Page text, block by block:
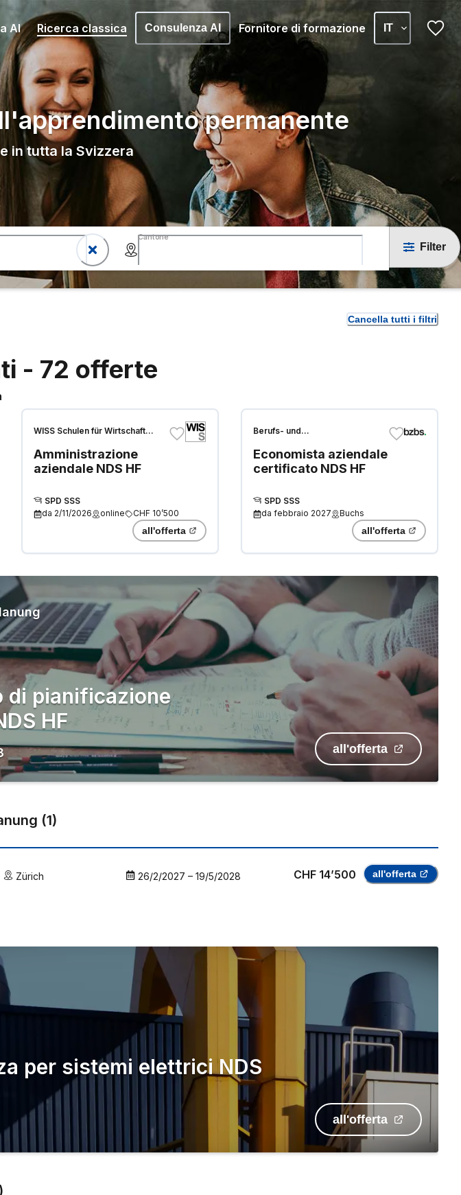
AI Ricerca classica Consulenza AI Fornitore di formazione IT
permanente
in tutta la Svizzera
Cantone
Filter
Cancella tutti i filtri
- 72 offerte
WISS Schulen für Wirtschaft
Amministrazione
aziendale NDS HF
SPD SSS
da 2/11/2026 online CHF 10’500
all'offerta
Berufs- und
Sargans
Economista aziendale
certificato NDS HF
SPD SSS
da febbraio 2027 Buchs
all'offerta
di pianificazione
HF
all'offerta
(1)
Zürich 26/2/2027 – 19/5/2028 CHF 14’500 all'offerta
per sistemi elettrici NDS
all'offerta